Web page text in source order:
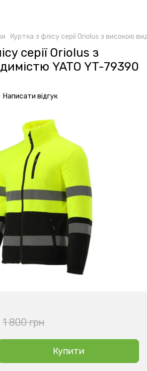
Куртка з флісу серії Oriolus з високою
серії Oriolus з
YATO YT-79390
Написати відгук
1 800 грн
Купити